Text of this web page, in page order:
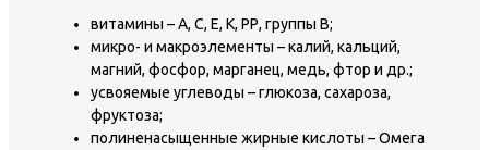
витамины – А, С, Е, К, РР, группы В;
микро- и макроэлементы – калий, кальций,
магний, фосфор, марганец, медь, фтор и др.;
усвояемые углеводы – глюкоза, сахароза,
фруктоза;
полиненасыщенные жирные кислоты – Омега